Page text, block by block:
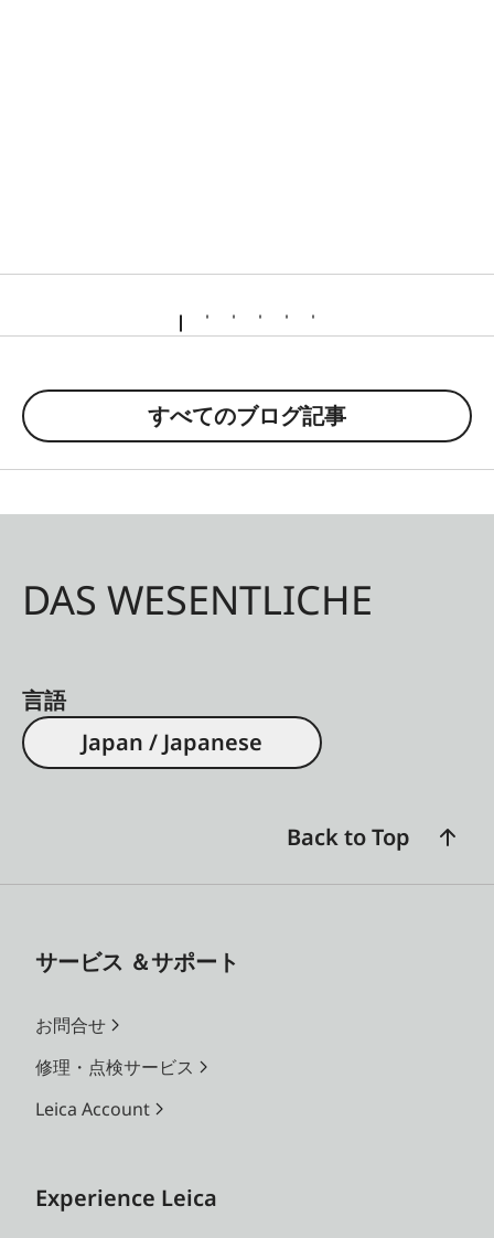
すべてのブログ記事
DAS WESENTLICHE
言語
Japan / Japanese
Back to Top
サービス ＆サポート
お問合せ
修理・点検サービス
Leica Account
Experience Leica